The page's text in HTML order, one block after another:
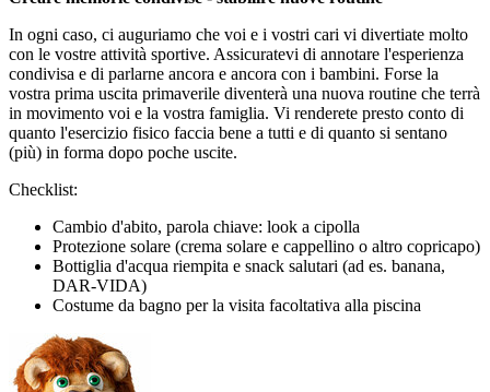
In ogni caso, ci auguriamo che voi e i vostri cari vi divertiate molto
con le vostre attività sportive. Assicuratevi di annotare l'esperienza
condivisa e di parlarne ancora e ancora con i bambini. Forse la
vostra prima uscita primaverile diventerà una nuova routine che terrà
in movimento voi e la vostra famiglia. Vi renderete presto conto di
quanto l'esercizio fisico faccia bene a tutti e di quanto si sentano
(più) in forma dopo poche uscite.
Checklist:
Cambio d'abito, parola chiave: look a cipolla
Protezione solare (crema solare e cappellino o altro copricapo)
Bottiglia d'acqua riempita e snack salutari (ad es. banana,
DAR-VIDA)
Costume da bagno per la visita facoltativa alla piscina